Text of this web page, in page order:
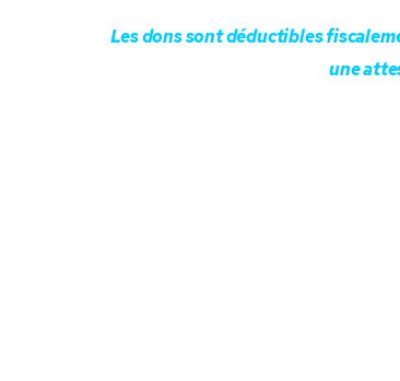
Les dons sont déductibles
une